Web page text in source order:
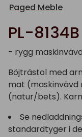
Paged Meble
PL-8134B
- rygg
Böjträstol med
mat (maskinvävd
(natur/bets).
Se
standardtyger i